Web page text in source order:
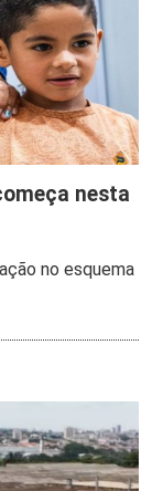
nesta
no esquema